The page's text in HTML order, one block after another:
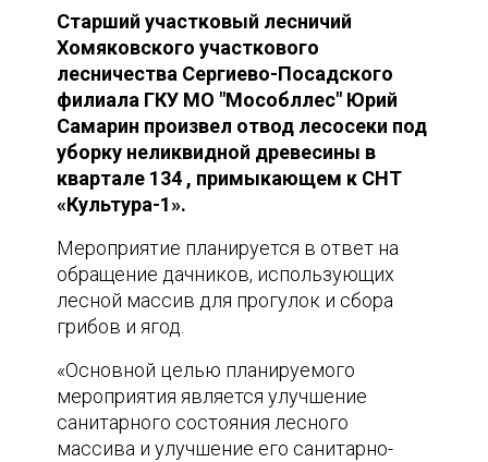
Старший участковый лесничий
Хомяковского участкового
лесничества Сергиево-Посадского
филиала ГКУ МО "Мособллес" Юрий
Самарин произвел отвод лесосеки под
уборку неликвидной древесины в
квартале 134 , примыкающем к СНТ
«Культура-1».
Мероприятие планируется в ответ на
обращение дачников, использующих
лесной массив для прогулок и сбора
грибов и ягод.
«Основной целью планируемого
мероприятия является улучшение
санитарного состояния лесного
массива и улучшение его санитарно-